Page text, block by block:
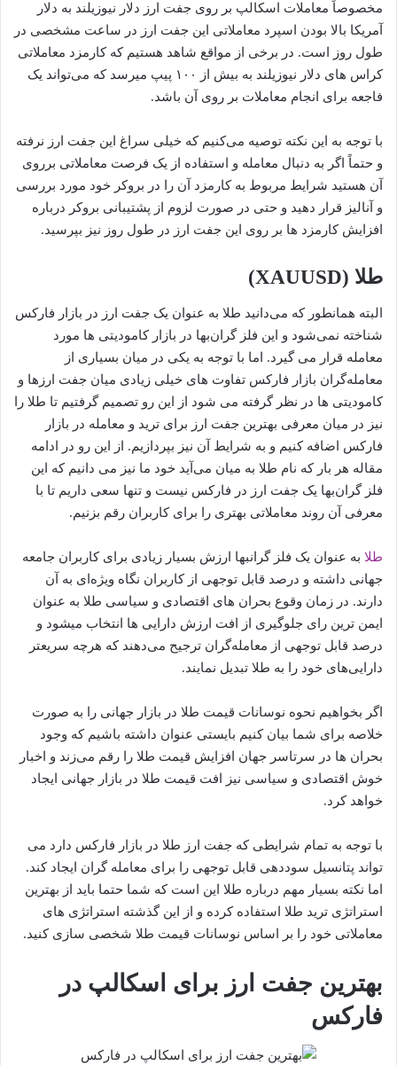
مخصوصاً معاملات اسکالپ بر روی جفت ارز دلار نیوزیلند به دلار
آمریکا بالا بودن اسپرد معاملاتی این جفت ارز در ساعت مشخصی در
طول روز است. در برخی از مواقع شاهد هستیم که کارمزد معاملاتی
کراس های دلار نیوزیلند به بیش از ۱۰۰ پیپ میرسد که می‌تواند یک
فاجعه برای انجام معاملات بر روی آن باشد.
با توجه به این نکته توصیه می‌کنیم که خیلی سراغ این جفت ارز نرفته
و حتماً اگر به دنبال معامله و استفاده از یک فرصت معاملاتی برروی
آن هستید شرایط مربوط به کارمزد آن را در بروکر خود مورد بررسی
و آنالیز قرار دهید و حتی در صورت لزوم از پشتیبانی بروکر درباره
افزایش کارمزد ها بر روی این جفت ارز در طول روز نیز بپرسید.
طلا (XAUUSD)
البته همانطور که می‌دانید طلا به عنوان یک جفت ارز در بازار فارکس
شناخته نمی‌شود و این فلز گران‌بها در بازار کامودیتی ها مورد
معامله قرار می گیرد. اما با توجه به یکی در میان بسیاری از
معامله‌گران بازار فارکس تفاوت های خیلی زیادی میان جفت ارزها و
کامودیتی ها در نظر گرفته می شود از این رو تصمیم گرفتیم تا طلا را
نیز در میان معرفی بهترین جفت ارز برای ترید و معامله در بازار
فارکس اضافه کنیم و به شرایط آن نیز بپردازیم. از این رو در ادامه
مقاله هر بار که نام طلا به میان می‌آید خود ما نیز می دانیم که این
فلز گران‌بها یک جفت ارز در فارکس نیست و تنها سعی داریم تا با
معرفی آن روند معاملاتی بهتری را برای کاربران رقم بزنیم.
طلا به عنوان یک فلز گرانبها ارزش بسیار زیادی برای کاربران جامعه
جهانی داشته و درصد قابل توجهی از کاربران نگاه ویژه‌ای به آن
دارند. در زمان وقوع بحران های اقتصادی و سیاسی طلا به عنوان
ایمن ترین رای جلوگیری از افت ارزش دارایی ها انتخاب میشود و
درصد قابل توجهی از معامله‌گران ترجیح می‌دهند که هرچه سریعتر
دارایی‌های خود را به طلا تبدیل نمایند.
اگر بخواهیم نحوه نوسانات قیمت طلا در بازار جهانی را به صورت
خلاصه برای شما بیان کنیم بایستی عنوان داشته باشیم که وجود
بحران ها در سرتاسر جهان افزایش قیمت طلا را رقم می‌زند و اخبار
خوش اقتصادی و سیاسی نیز افت قیمت طلا در بازار جهانی ایجاد
خواهد کرد.
با توجه به تمام شرایطی که جفت ارز طلا در بازار فارکس دارد می
تواند پتانسیل سوددهی قابل توجهی را برای معامله گران ایجاد کند.
اما نکته بسیار مهم درباره طلا این است که شما حتما باید از بهترین
استراتژی ترید طلا استفاده کرده و از این گذشته استراتژی های
معاملاتی خود را بر اساس نوسانات قیمت طلا شخصی سازی کنید.
بهترین جفت ارز برای اسکالپ در
فارکس